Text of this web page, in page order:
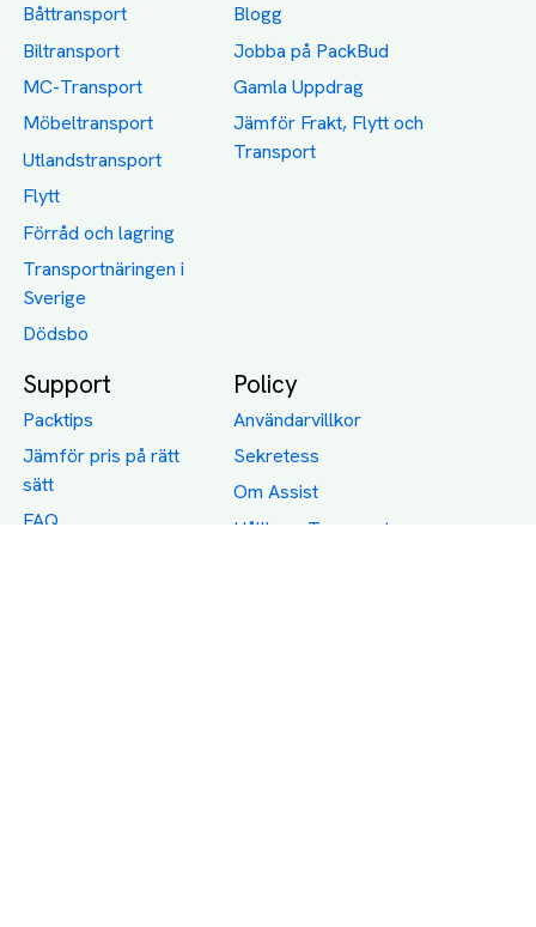
Båttransport
Biltransport
MC-Transport
Möbeltransport
Utlandstransport
Flytt
Förråd och lagring
Transportnäringen i
Sverige
Dödsbo
Blogg
Jobba på PackBud
Gamla Uppdrag
Jämför Frakt, Flytt och
Transport
Support
Packtips
Jämför pris på rätt
sätt
FAQ
Policy
Användarvillkor
Sekretess
Om Assist
Hållbara Transporter